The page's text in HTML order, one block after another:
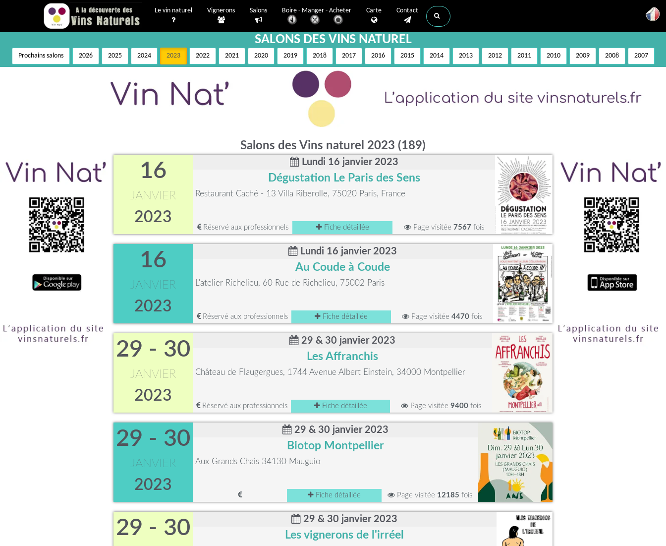
Le vin naturel Vignerons Salons Boire - Manger - Acheter Carte Contact
SALONS DES VINS NATUREL
Prochains salons 2026 2025 2024 2023 2022 2021 2020 2019 2018 2017 2016 2015 2014 2013 2012 2011 2010 2009 2008 2007
Salons des Vins naturel 2023 (189)
16
JANVIER
2023
Lundi 16 janvier 2023
Dégustation Le Paris des Sens
Restaurant Caché - 13 Villa Riberolle, 75020 Paris, France
Réservé aux professionnels Fiche détaillée Page visitée 7567 fois
16
JANVIER
2023
Lundi 16 janvier 2023
Au Coude à Coude
L'atelier Richelieu, 60 Rue de Richelieu, 75002 Paris
Réservé aux professionnels Fiche détaillée Page visitée 4470fois
29 - 30
JANVIER
2023
29 & 30 janvier 2023
Les Affranchis
Château de Flaugergues, 1744 Avenue Albert Einstein, 34000 Montpellier
Réservé aux professionnels Fiche détaillée Page visitée 9400fois
29 - 30
JANVIER
2023
29 & 30 janvier 2023
Biotop Montpellier
Aux Grands Chais 34130 Mauguio
Fiche détaillée Page visitée 12185 fois
29 - 30 29 & 30 janvier 2023
Les vignerons de l'irréel